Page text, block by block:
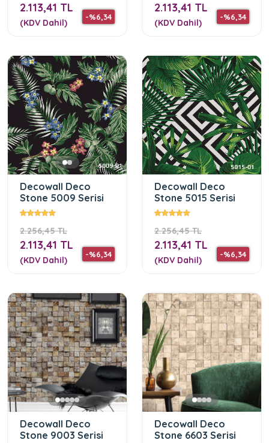
-%6,34
2.113,41 TL
(KDV Dahil)
-%6,34
2.113,41 TL
(KDV Dahil)
Decowall Deco
Stone 5009 Serisi
2.256,45 TL
-%6,34
2.113,41 TL
(KDV Dahil)
Decowall Deco
Stone 5015 Serisi
2.256,45 TL
-%6,34
2.113,41 TL
(KDV Dahil)
Decowall Deco
Stone 9003 Serisi
Decowall Deco
Stone 6603 Serisi